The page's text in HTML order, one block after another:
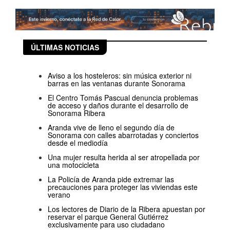
ÚLTIMAS NOTICIAS
Aviso a los hosteleros: sin música exterior ni
barras en las ventanas durante Sonorama
El Centro Tomás Pascual denuncia problemas
de acceso y daños durante el desarrollo de
Sonorama Ribera
Aranda vive de lleno el segundo día de
Sonorama con calles abarrotadas y conciertos
desde el mediodía
Una mujer resulta herida al ser atropellada por
una motocicleta
La Policía de Aranda pide extremar las
precauciones para proteger las viviendas este
verano
Los lectores de Diario de la Ribera apuestan por
reservar el parque General Gutiérrez
exclusivamente para uso ciudadano